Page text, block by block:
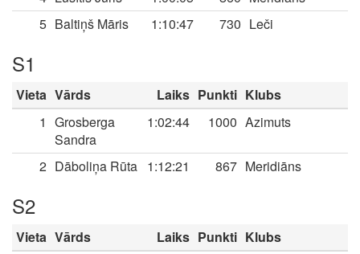
5 Baltiņš Māris 1:10:47 730 Leči
S1
Vieta Vārds Laiks Punkti Klubs
1 Grosberga
Sandra
1:02:44 1000 Azimuts
2 Dāboliņa Rūta 1:12:21 867 Meridiāns
S2
Vieta Vārds Laiks Punkti Klubs